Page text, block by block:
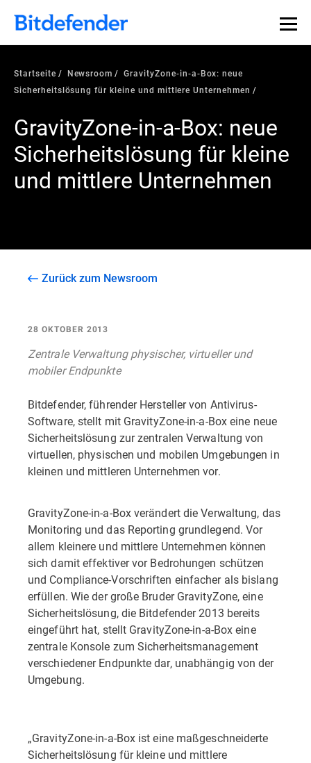
Startseite Newsroom
GravityZone-in-a-Box: neue
Sicherheitslösung für kleine und mittlere Unternehmen
GravityZone-in-a-Box: neue
Sicherheitslösung für kleine
und mittlere Unternehmen
Zurück zum Newsroom
28 OKTOBER 2013
Zentrale Verwaltung physischer, virtueller und
mobiler Endpunkte
Bitdefender, führender Hersteller von Antivirus-
Software, stellt mit GravityZone-in-a-Box eine neue
Sicherheitslösung zur zentralen Verwaltung von
virtuellen, physischen und mobilen Umgebungen in
kleinen und mittleren Unternehmen vor.
GravityZone-in-a-Box verändert die Verwaltung, das
Monitoring und das Reporting grundlegend. Vor
allem kleinere und mittlere Unternehmen können
sich damit effektiver vor Bedrohungen schützen
und Compliance-Vorschriften einfacher als bislang
erfüllen. Wie der große Bruder GravityZone, eine
Sicherheitslösung, die Bitdefender 2013 bereits
eingeführt hat, stellt GravityZone-in-a-Box eine
zentrale Konsole zum Sicherheitsmanagement
verschiedener Endpunkte dar, unabhängig von der
Umgebung.
„GravityZone-in-a-Box ist eine maßgeschneiderte
Sicherheitslösung für kleine und mittlere